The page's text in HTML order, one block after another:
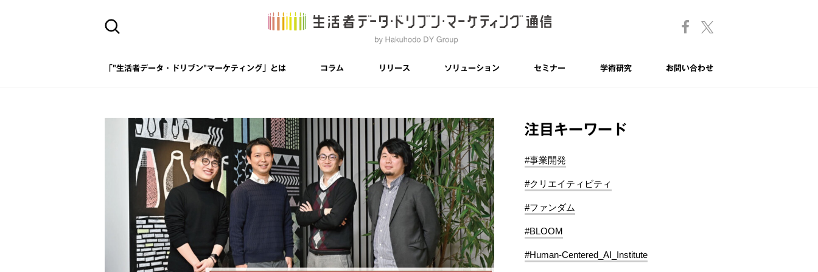
「"生活者データ・ドリブン"マーケティング」とは コラム リリース ソリューション セミナー 学術研究 お問い合わせ
注目キーワード
#事業開発
#クリエイティビティ
#ファンダム
#BLOOM
#Human-Centered_AI_Institute